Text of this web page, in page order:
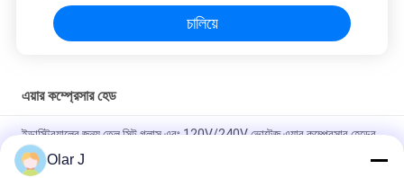
চালিয়ে
এয়ার কম্প্রেসার হেড
ইন্ডাস্ট্রিয়ালের জন্য তেল সিট গ্লাস এবং 120V/240V ভোল্টেজ এয়ার কম্প্রেসার হেডের
3 এইচপি হর্স পাওয়ার
Olar J